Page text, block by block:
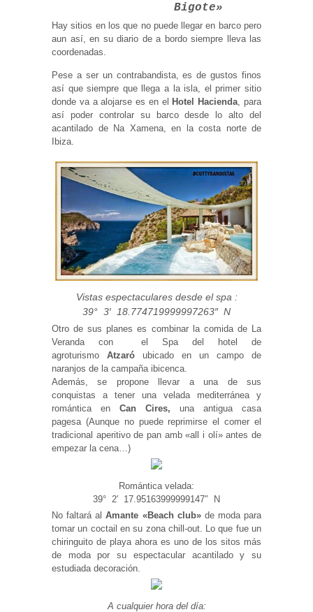
Bigote»
Hay sitios en los que no puede llegar en barco pero
aun así, en su diario de a bordo siempre lleva las
coordenadas.
Pese a ser un contrabandista, es de gustos finos
así que siempre que llega a la isla, el primer sitio
donde va a alojarse es en el Hotel Hacienda, para
así poder controlar su barco desde lo alto del
acantilado de Na Xamena, en la costa norte de
Ibiza.
Vistas espectaculares desde el spa :
39° 3′ 18.774719999997263″ N
Otro de sus planes es combinar la comida de La
Veranda con el Spa del hotel de
agroturismo Atzaró ubicado en un campo de
naranjos de la campaña ibicenca.
Además, se propone llevar a una de sus
conquistas a tener una velada mediterránea y
romántica en Can Cires, una antigua casa
pagesa (Aunque no puede reprimirse el comer el
tradicional aperitivo de pan amb «all i olí» antes de
empezar la cena…)
Romántica velada:
39° 2′ 17.95163999999147″ N
No faltará alAmante «Beach club»de moda para
tomar un coctail en su zona chill-out. Lo que fue un
chiringuito de playa ahora es uno de los sitos más
de moda por su espectacular acantilado y su
estudiada decoración.
A cualquier hora del día: